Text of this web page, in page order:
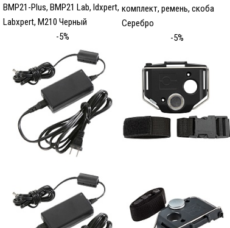
BMP21-Plus, BMP21 Lab, Idxpert,
Labxpert, M210 Черный
-5%
комплект, ремень, скоба
Серебро
-5%